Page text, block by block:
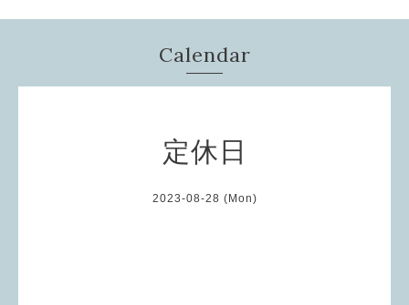
Calendar
定休日
2023-08-28 (Mon)